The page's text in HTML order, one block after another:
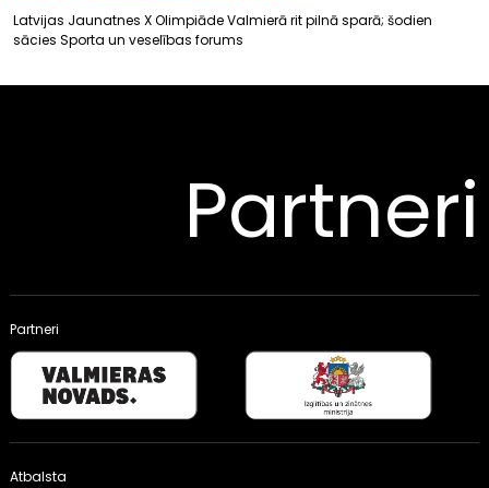
Latvijas Jaunatnes X Olimpiāde Valmierā rit pilnā sparā; šodien
sācies Sporta un veselības forums
Partneri
Partneri
Atbalsta